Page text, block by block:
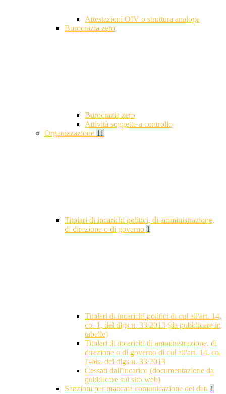
Attestazioni OIV o struttura analoga
Burocrazia zero
Burocrazia zero
Attività soggette a controllo
Organizzazione 11
Titolari di incarichi politici, di amministrazione,
di direzione o di governo 1
Titolari di incarichi politici di cui all'art. 14,
co. 1, del dlgs n. 33/2013 (da pubblicare in
tabelle)
Titolari di incarichi di amministrazione, di
direzione o di governo di cui all'art. 14, co.
1-bis, del dlgs n. 33/2013
Cessati dall'incarico (documentazione da
pubblicare sul sito web)
Sanzioni per mancata comunicazione dei dati 1